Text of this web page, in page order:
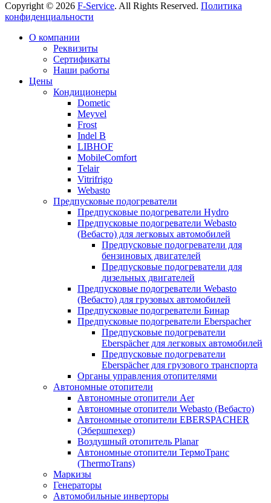
Copyright © 2026 F-Service. All Rights Reserved. Политика
конфиденциальности
вверх
О компании
Реквизиты
Сертификаты
Наши работы
Цены
Кондиционеры
Dometic
Meyvel
Frost
Indel B
LIBHOF
MobileComfort
Telair
Vitrifrigo
Webasto
Предпусковые подогреватели
Предпусковые подогреватели Hydro
Предпусковые подогреватели Webasto
(Вебасто) для легковых автомобилей
Предпусковые подогреватели для
бензиновых двигателей
Предпусковые подогреватели для
дизельных двигателей
Предпусковые подогреватели Webasto
(Вебасто) для грузовых автомобилей
Предпусковые подогреватели Бинар
Предпусковые подогреватели Eberspacher
Предпусковые подогреватели
Eberspächer для легковых автомобилей
Предпусковые подогреватели
Eberspächer для грузового транспорта
Органы управления отопителями
Автономные отопители
Автономные отопители Аer
Автономные отопители Webasto (Вебасто)
Автономные отопители EBERSPACHER
(Эбершпехер)
Воздушный отопитель Planar
Автономные отопители ТермоТранс
(ThermoTrans)
Маркизы
Генераторы
Автомобильные инверторы